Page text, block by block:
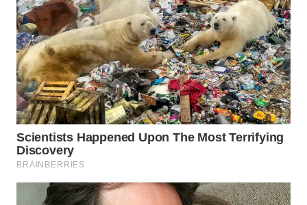
WAHANANEWS
NET
WAHANA
SPORT
WAHANA
UMKM
WAHANA
SELEB